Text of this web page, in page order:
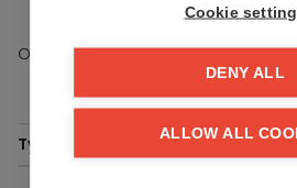
Options
Type Ref. Opp.
Cookie
DENY ALL
ALLOW ALL